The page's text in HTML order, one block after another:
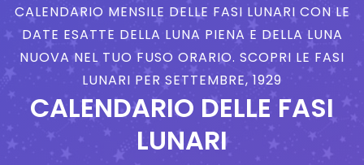
CALENDARIO MENSILE DELLE FASI LUNARI CON LE
DATE ESATTE DELLA LUNA PIENA E DELLA LUNA
NUOVA NEL TUO FUSO ORARIO. SCOPRI LE FASI
LUNARI PER SETTEMBRE, 1929
CALENDARIO DELLE FASI
LUNARI